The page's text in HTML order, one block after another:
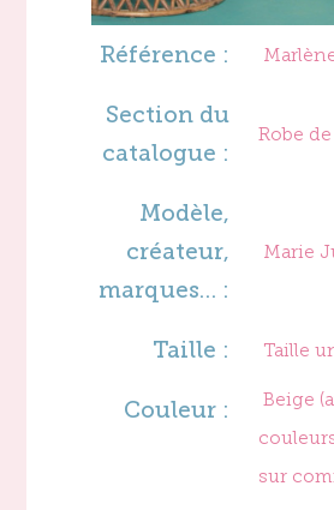
Référence :
Section du
catalogue :
Robe
Modèle,
créateur,
marques… :
Marie
Taille : Taille
Couleur :
Beige
sur